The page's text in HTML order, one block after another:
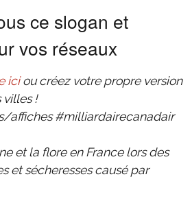
ce slogan et
vos réseaux
iciou créez votre propre version
villes !
affiches #milliardairecanadair
et la flore en France lors des
et sécheresses causé par